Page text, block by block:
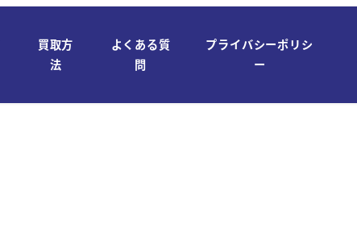
買取方
法
よくある質
問
プライバシーポリシ
ー